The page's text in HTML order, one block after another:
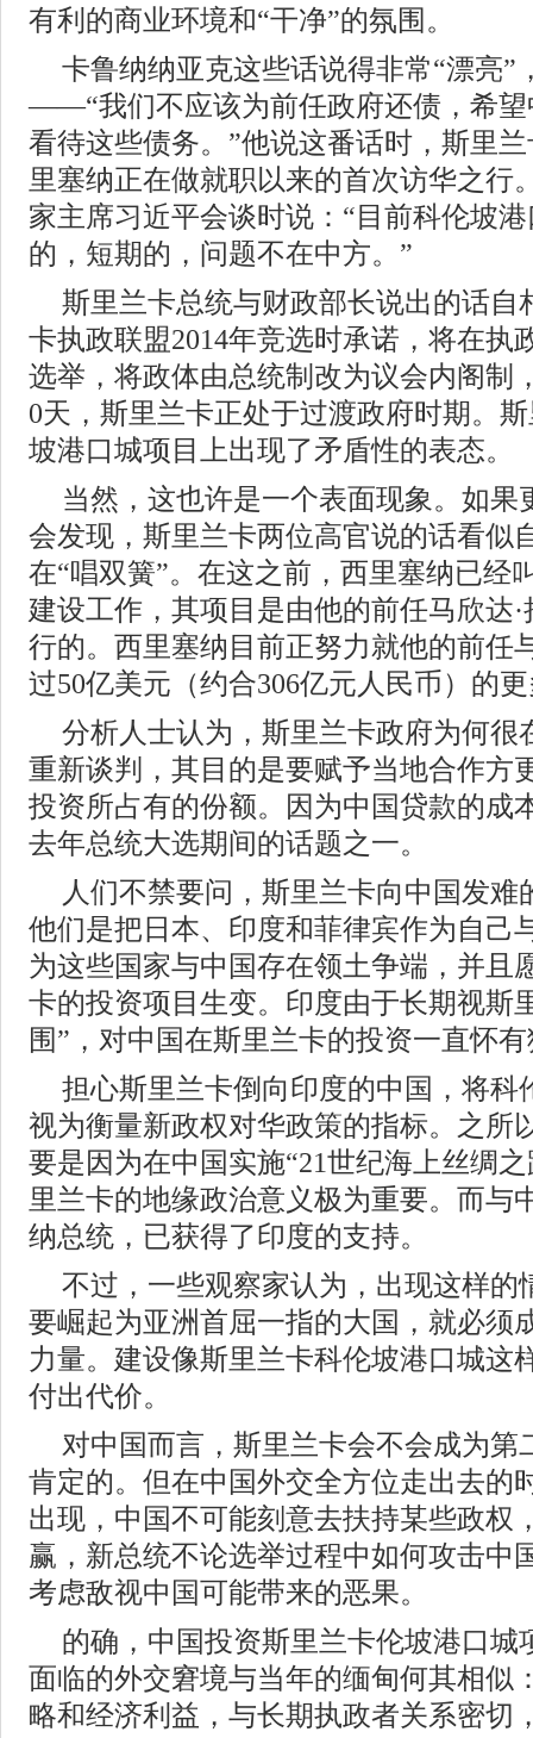
有利的商业环境和“干净”的氛围。
卡鲁纳纳亚克这些话说得非常“漂亮”
——“我们不应该为前任政府还债，希望
看待这些债务。”他说这番话时，斯里
里塞纳正在做就职以来的首次访华之行
家主席习近平会谈时说：“目前科伦坡
的，短期的，问题不在中方。”
斯里兰卡总统与财政部长说出的话自
卡执政联盟2014年竞选时承诺，将在执
选举，将政体由总统制改为议会内阁制
0天，斯里兰卡正处于过渡政府时期。
坡港口城项目上出现了矛盾性的表态。
当然，这也许是一个表面现象。如果
会发现，斯里兰卡两位高官说的话看似
在“唱双簧”。在这之前，西里塞纳已经
建设工作，其项目是由他的前任马欣达
行的。西里塞纳目前正努力就他的前任
过50亿美元（约合306亿元人民币）的
分析人士认为，斯里兰卡政府为何很
重新谈判，其目的是要赋予当地合作方
投资所占有的份额。因为中国贷款的成
去年总统大选期间的话题之一。
人们不禁要问，斯里兰卡向中国发
他们是把日本、印度和菲律宾作为自己
为这些国家与中国存在领土争端，并且
卡的投资项目生变。印度由于长期视斯
围”，对中国在斯里兰卡的投资一直怀
担心斯里兰卡倒向印度的中国，将科
视为衡量新政权对华政策的指标。之所
要是因为在中国实施“21世纪海上丝绸
里兰卡的地缘政治意义极为重要。而与
纳总统，已获得了印度的支持。
不过，一些观察家认为，出现这样的
要崛起为亚洲首屈一指的大国，就必须
力量。建设像斯里兰卡科伦坡港口城这
付出代价。
对中国而言，斯里兰卡会不会成为第
肯定的。但在中国外交全方位走出去的
出现，中国不可能刻意去扶持某些政权
赢，新总统不论选举过程中如何攻击中
考虑敌视中国可能带来的恶果。
的确，中国投资斯里兰卡伦坡港口城
面临的外交窘境与当年的缅甸何其相似
略和经济利益，与长期执政者关系密切